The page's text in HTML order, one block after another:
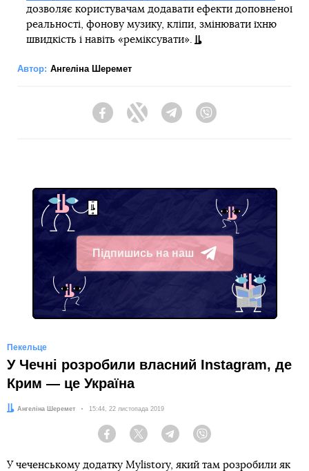
дозволяє користувачам додавати ефекти доповненої
реальності, фонову музику, кліпи, змінювати їхню
швидкість і навіть «реміксувати».
Автор: Ангеліна Шеремет
FacebookTwitter Telegram
Підпишись на наш
Telegram
Пекельце
У Чечні розробили власний Instagram, де
Крим — це Україна
Автор:
Ангеліна Шеремет Дата:
15:44, 22 листопада 2019
Facebook Twitter Telegram
У чеченському додатку Mylistory, який там розробили як